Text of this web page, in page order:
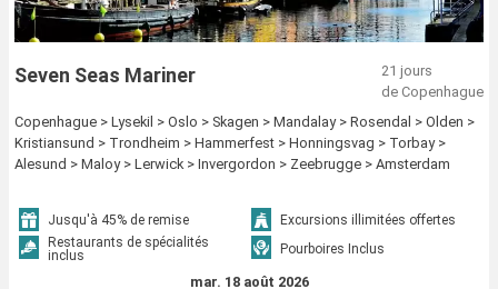
Seven Seas Mariner
21 jours
de Copenhague
Copenhague > Lysekil > Oslo > Skagen > Mandalay > Rosendal > Olden >
Kristiansund > Trondheim > Hammerfest > Honningsvag > Torbay >
Alesund > Maloy > Lerwick > Invergordon > Zeebrugge > Amsterdam
Jusqu'à 45% de remise
Excursions illimitées offertes
Restaurants de spécialités
inclus
Pourboires Inclus
mar. 18 août 2026